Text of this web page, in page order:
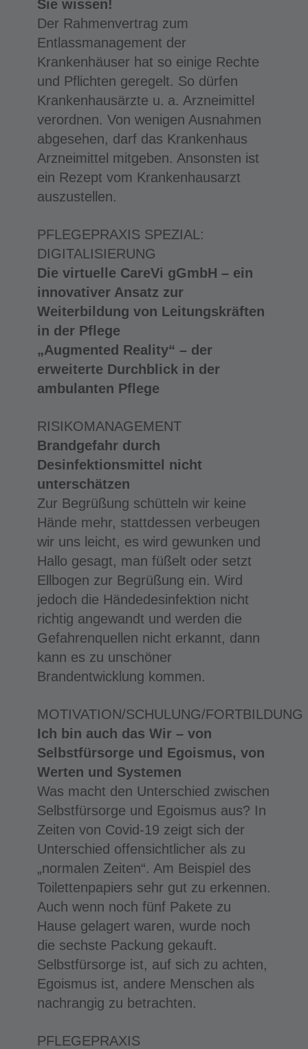
Sie wissen!
Der Rahmenvertrag zum
Entlassmanagement der
Krankenhäuser hat so einige Rechte
und Pflichten geregelt. So dürfen
Krankenhausärzte u. a. Arzneimittel
verordnen. Von wenigen Ausnahmen
abgesehen, darf das Krankenhaus
Arzneimittel mitgeben. Ansonsten ist
ein Rezept vom Krankenhausarzt
auszustellen.
PFLEGEPRAXIS SPEZIAL:
DIGITALISIERUNG
Die virtuelle CareVi gGmbH – ein
innovativer Ansatz zur
Weiterbildung von Leitungskräften
in der Pflege
„Augmented Reality“ – der
erweiterte Durchblick in der
ambulanten Pflege
RISIKOMANAGEMENT
Brandgefahr durch
Desinfektionsmittel nicht
unterschätzen
Zur Begrüßung schütteln wir keine
Hände mehr, stattdessen verbeugen
wir uns leicht, es wird gewunken und
Hallo gesagt, man füßelt oder setzt
Ellbogen zur Begrüßung ein. Wird
jedoch die Händedesinfektion nicht
richtig angewandt und werden die
Gefahrenquellen nicht erkannt, dann
kann es zu unschöner
Brandentwicklung kommen.
MOTIVATION/SCHULUNG/FORTBILDUNG
Ich bin auch das Wir – von
Selbstfürsorge und Egoismus, von
Werten und Systemen
Was macht den Unterschied zwischen
Selbstfürsorge und Egoismus aus? In
Zeiten von Covid-19 zeigt sich der
Unterschied offensichtlicher als zu
„normalen Zeiten“. Am Beispiel des
Toilettenpapiers sehr gut zu erkennen.
Auch wenn noch fünf Pakete zu
Hause gelagert waren, wurde noch
die sechste Packung gekauft.
Selbstfürsorge ist, auf sich zu achten,
Egoismus ist, andere Menschen als
nachrangig zu betrachten.
PFLEGEPRAXIS